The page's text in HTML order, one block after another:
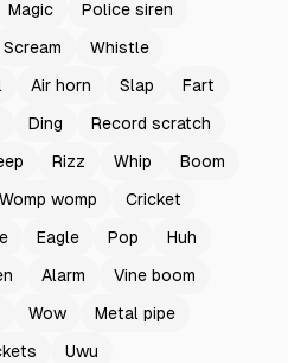
Magic
Police siren
Scream
Whistle
Air horn Slap
Fart
Ding
Record scratch
Rizz Whip
Boom
Womp womp
Cricket
Eagle Pop
Huh
Alarm
Vine boom
Wow
Metal pipe
Uwu